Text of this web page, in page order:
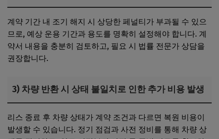
계약 기간 내 조기 해지 시 상당한 페널티가 부과될 수 있으
므로, 예상 운용 기간과 용도를 명확히 설정해야 합니다. 계
약서 내용을 충분히 검토하고, 필요 시 법률 전문가 상담을
권장합니다.
3) 차량 반환 시 상태 불일치로 인한 추가 비용 발생
리스 종료 후 차량 상태가 계약 조건과 다르면 복원 비용이
발생할 수 있습니다. 정기 점검과 사전 정비를 통해 차량 상